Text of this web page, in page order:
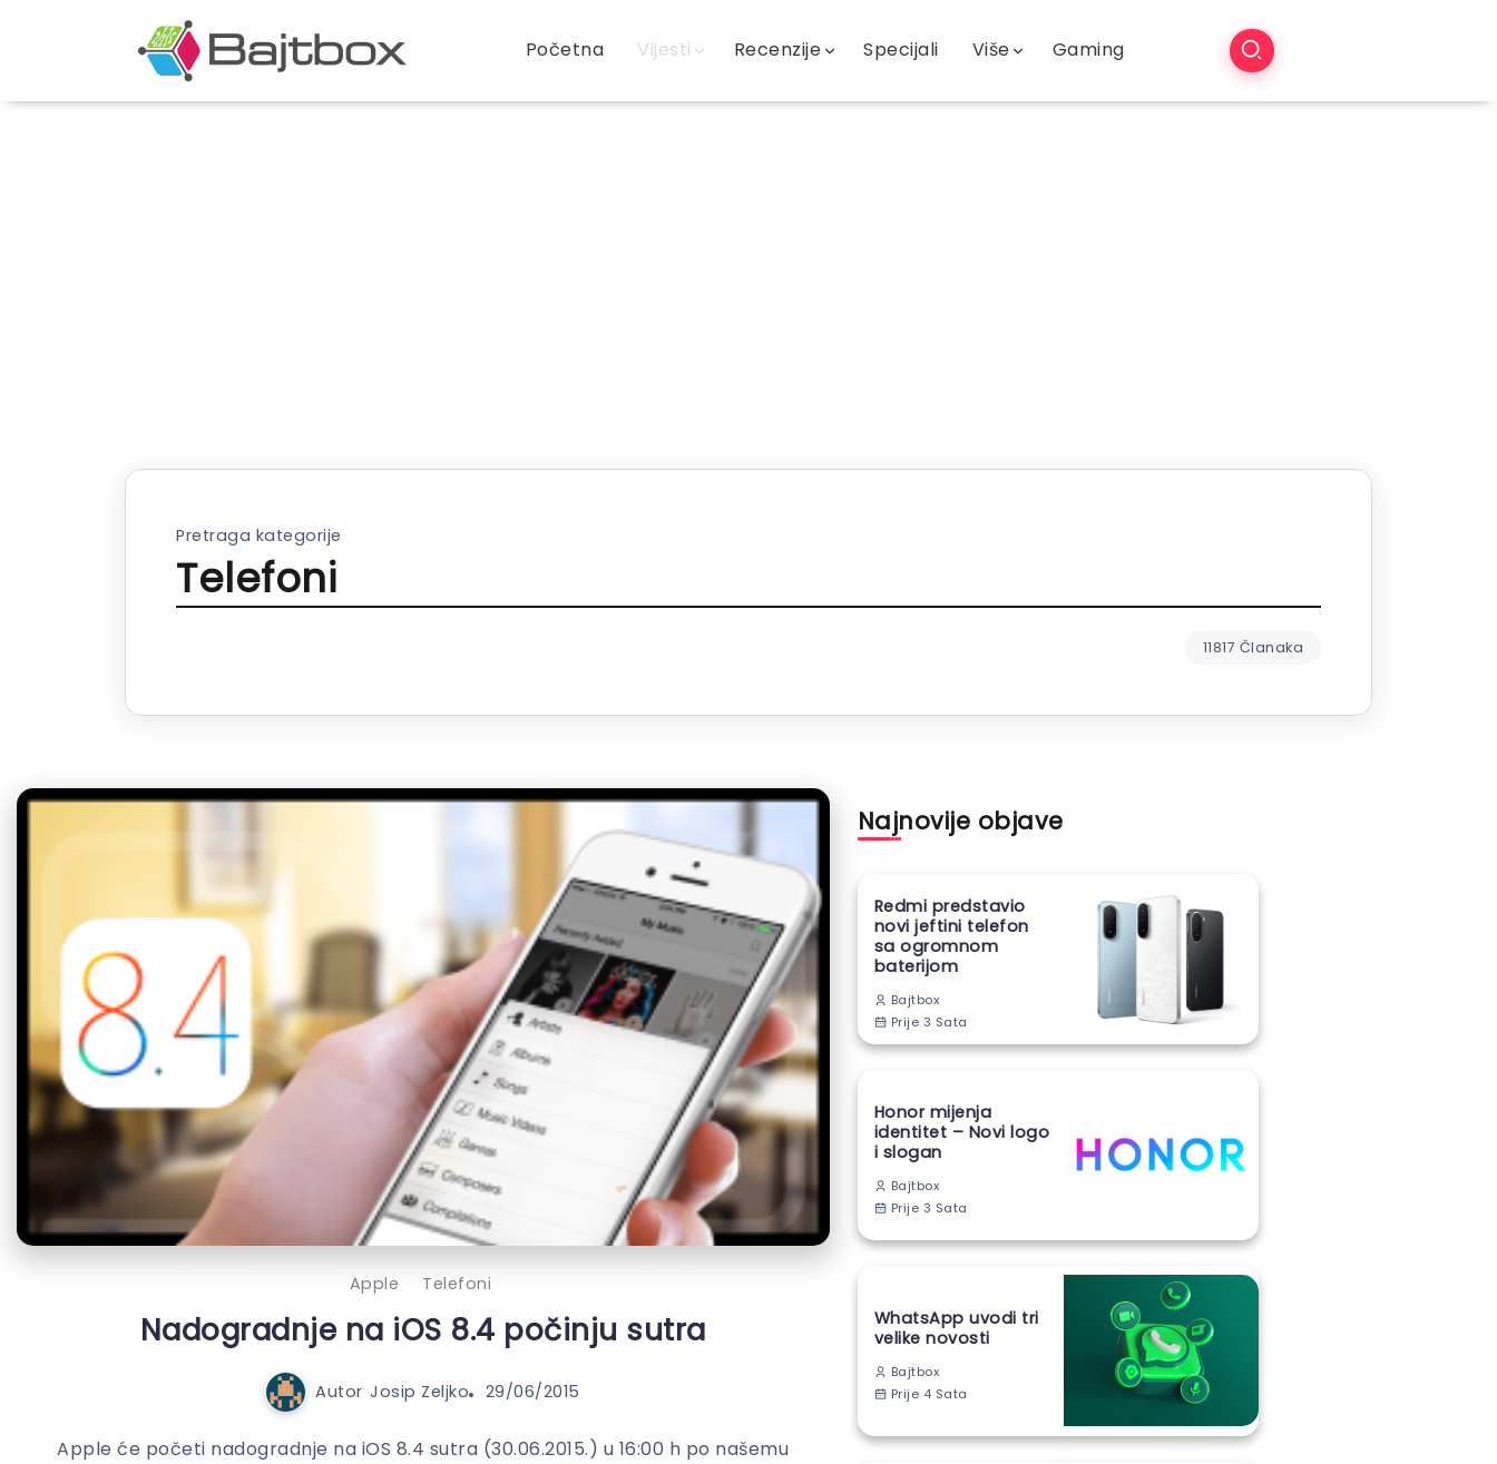
Početna Vijesti Recenzije Specijali Više Gaming
Pretraga kategorije
Telefoni
11817 Članaka
Apple Telefoni
Nadogradnje na iOS 8.4 počinju sutra
Autor Josip Zeljko 29/06/2015
Apple će početi nadogradnje na iOS 8.4 sutra (30.06.2015.) u 16:00 h po našemu
Najnovije objave
Redmi predstavio
novi jeftini telefon
sa ogromnom
baterijom
Bajtbox
Prije 3 Sata
Honor mijenja
identitet – Novi logo
i slogan
Bajtbox
Prije 3 Sata
WhatsApp uvodi tri
velike novosti
Bajtbox
Prije 4 Sata